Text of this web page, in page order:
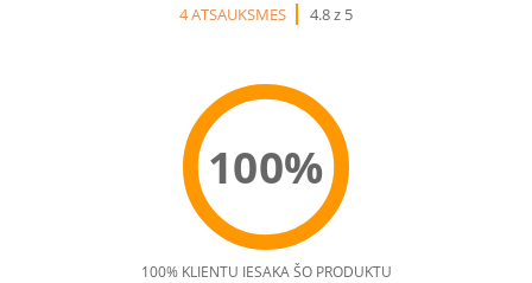
4 ATSAUKSMES
4.8 z 5
100%
100% KLIENTU IESAKA ŠO PRODUKTU